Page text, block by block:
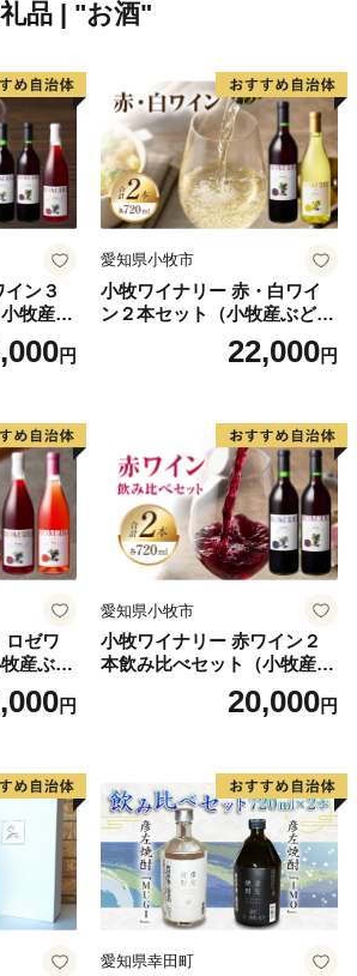
送りさせていただきます。
、大分市外にお住まいの方に限らせて
は、年度内の回数制限は現在設けて
イメージです。
送は出来かねますので、ご了承くださ
ない期間が予め分かっている場合は、
欄」へご記入くださいませ。
品 | "お酒"
ン３
牧産ぶ
円
愛知県小牧市
小牧ワイナリー 赤・白ワイ
ン２本セット（小牧産ぶどう
22,000円
ロゼワ
産ぶど
円
愛知県小牧市
小牧ワイナリー 赤ワイン２
本飲み比べセット（小牧産ぶ
どう100％使用）20,000円
愛知県幸田町